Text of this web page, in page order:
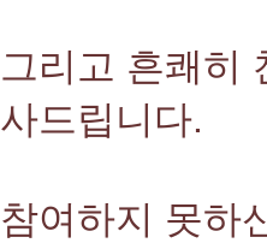
그리고 흔쾌히
사드립니다.
참여하지 못하